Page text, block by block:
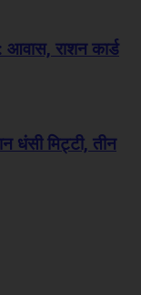
आवास, राशन कार्ड
धंसी मिट्टी, तीन